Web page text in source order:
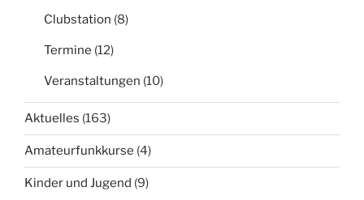
Clubstation (8)
Termine (12)
Veranstaltungen (10)
Aktuelles (163)
Amateurfunkkurse (4)
Kinder und Jugend (9)